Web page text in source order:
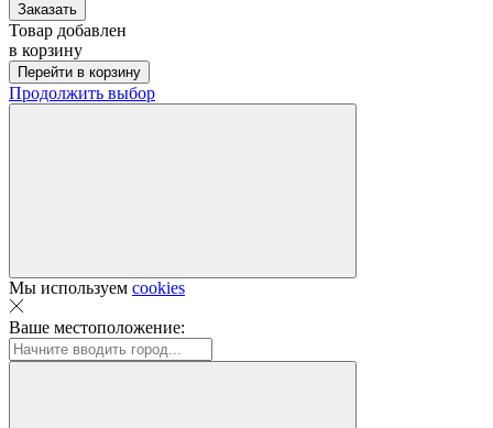
Заказать
Товар добавлен
в корзину
Перейти в корзину
Продолжить выбор
Мы используем cookies
Ваше местоположение: